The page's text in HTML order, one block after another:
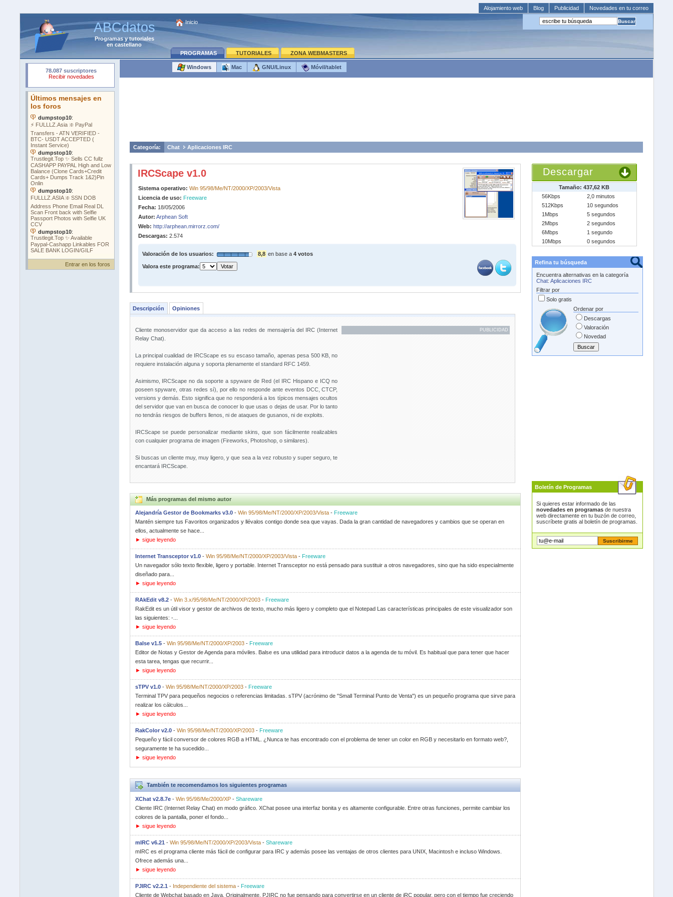
Alojamiento web Blog Publicidad Novedades en tu correo
ABCdatos
Programasytutoriales
en castellano
Inicio
PROGRAMAS TUTORIALES ZONA WEBMASTERS
Entrar en los foros
Windows Mac GNU/Linux Móvil/tablet
Categoría: Chat Aplicaciones IRC
IRCScape v1.0
Sistema operativo: Win 95/98/Me/NT/2000/XP/2003/Vista
Licencia de uso: Freeware
Fecha: 18/05/2006
Autor: Arphean Soft
Web: http://arphean.mirrorz.com/
Descargas: 2.574
Valoración de los usuarios: 8,8 en base a 4 votos
Valora este programa:
Descripción Opiniones
PUBLICIDAD
Cliente monoservidor que da acceso a las redes de mensajería del IRC (Internet
Relay Chat).
La principal cualidad de IRCScape es su escaso tamaño, apenas pesa 500 KB, no
requiere instalación alguna y soporta plenamente el standard RFC 1459.
Asimismo, IRCScape no da soporte a spyware de Red (el IRC Hispano e ICQ no
poseen spyware, otras redes sí), por ello no responde ante eventos DCC, CTCP,
versions y demás. Esto significa que no responderá a los típicos mensajes ocultos
del servidor que van en busca de conocer lo que usas o dejas de usar. Por lo tanto
no tendrás riesgos de buffers llenos, ni de ataques de gusanos, ni de exploits.
IRCScape se puede personalizar mediante skins, que son fácilmente realizables
con cualquier programa de imagen (Fireworks, Photoshop, o similares).
Si buscas un cliente muy, muy ligero, y que sea a la vez robusto y super seguro, te
encantará IRCScape.
Más programas del mismo autor
Alejandría Gestor de Bookmarks v3.0- Win 95/98/Me/NT/2000/XP/2003/Vista- Freeware
Mantén siempre tus Favoritos organizados y llévalos contigo donde sea que vayas. Dada la gran cantidad de navegadores y cambios que se operan en
ellos, actualmente se hace...
► sigue leyendo
Internet Transceptor v1.0- Win 95/98/Me/NT/2000/XP/2003/Vista- Freeware
Un navegador sólo texto flexible, ligero y portable. Internet Transceptor no está pensado para sustituir a otros navegadores, sino que ha sido especialmente
diseñado para...
► sigue leyendo
RAkEdit v8.2- Win 3.x/95/98/Me/NT/2000/XP/2003- Freeware
RakEdit es un útil visor y gestor de archivos de texto, mucho más ligero y completo que el Notepad Las características principales de este visualizador son
las siguientes: -...
► sigue leyendo
Balse v1.5- Win 95/98/Me/NT/2000/XP/2003- Freeware
Editor de Notas y Gestor de Agenda para móviles. Balse es una utilidad para introducir datos a la agenda de tu móvil. Es habitual que para tener que hacer
esta tarea, tengas que recurrir...
► sigue leyendo
sTPV v1.0- Win 95/98/Me/NT/2000/XP/2003- Freeware
Terminal TPV para pequeños negocios o referencias limitadas. sTPV (acrónimo de "Small Terminal Punto de Venta") es un pequeño programa que sirve para
realizar los cálculos...
► sigue leyendo
RakColor v2.0- Win 95/98/Me/NT/2000/XP/2003- Freeware
Pequeño y fácil conversor de colores RGB a HTML. ¿Nunca te has encontrado con el problema de tener un color en RGB y necesitarlo en formato web?,
seguramente te ha sucedido...
► sigue leyendo
También te recomendamos los siguientes programas
XChat v2.8.7e- Win 95/98/Me/2000/XP- Shareware
Cliente IRC (Internet Relay Chat) en modo gráfico. XChat posee una interfaz bonita y es altamente configurable. Entre otras funciones, permite cambiar los
colores de la pantalla, poner el fondo...
► sigue leyendo
mIRC v6.21 - Win 95/98/Me/NT/2000/XP/2003/Vista- Shareware
mIRC es el programa cliente más fácil de configurar para IRC y además posee las ventajas de otros clientes para UNIX, Macintosh e incluso Windows.
Ofrece además una...
► sigue leyendo
PJIRC v2.2.1 - Independiente del sistema- Freeware
Cliente de Webchat basado en Java. Originalmente, PJIRC no fue pensando para convertirse en un cliente de iRC popular, pero con el tiempo fue creciendo
Descargar
Tamaño: 437,62 KB
56Kbps
2,0 minutos
512Kbps
10 segundos
1Mbps
5 segundos
2Mbps
2 segundos
6Mbps
1 segundo
10Mbps
0 segundos
Refina tu búsqueda
Encuentra alternativas en la categoría
Chat: Aplicaciones IRC
Filtrar por
Solo gratis
Ordenar por
Descargas
Valoración
Novedad
Boletín de Programas
Si quieres estar informado de las
novedades en programasde nuestra
web directamente en tu buzón de correo,
suscríbete gratis al boletín de programas.